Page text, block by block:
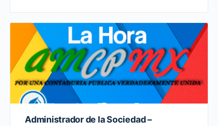
Administrador de la Sociedad –